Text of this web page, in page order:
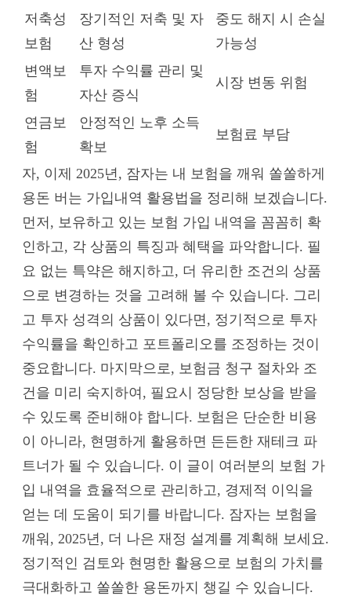
저축성
보험
장기적인 저축 및 자
산 형성
중도 해지 시 손실
가능성
변액보
험
투자 수익률 관리 및
자산 증식
시장 변동 위험
연금보
험
안정적인 노후 소득
확보
보험료 부담
자, 이제 2025년, 잠자는 내 보험을 깨워 쏠쏠하게
용돈 버는 가입내역 활용법을 정리해 보겠습니다.
먼저, 보유하고 있는 보험 가입 내역을 꼼꼼히 확
인하고, 각 상품의 특징과 혜택을 파악합니다. 필
요 없는 특약은 해지하고, 더 유리한 조건의 상품
으로 변경하는 것을 고려해 볼 수 있습니다. 그리
고 투자 성격의 상품이 있다면, 정기적으로 투자
수익률을 확인하고 포트폴리오를 조정하는 것이
중요합니다. 마지막으로, 보험금 청구 절차와 조
건을 미리 숙지하여, 필요시 정당한 보상을 받을
수 있도록 준비해야 합니다. 보험은 단순한 비용
이 아니라, 현명하게 활용하면 든든한 재테크 파
트너가 될 수 있습니다. 이 글이 여러분의 보험 가
입 내역을 효율적으로 관리하고, 경제적 이익을
얻는 데 도움이 되기를 바랍니다. 잠자는 보험을
깨워, 2025년, 더 나은 재정 설계를 계획해 보세요.
정기적인 검토와 현명한 활용으로 보험의 가치를
극대화하고 쏠쏠한 용돈까지 챙길 수 있습니다.